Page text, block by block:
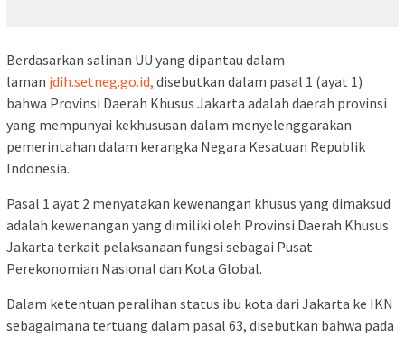
Berdasarkan salinan UU yang dipantau dalam
laman jdih.setneg.go.id, disebutkan dalam pasal 1 (ayat 1)
bahwa Provinsi Daerah Khusus Jakarta adalah daerah provinsi
yang mempunyai kekhususan dalam menyelenggarakan
pemerintahan dalam kerangka Negara Kesatuan Republik
Indonesia.
Pasal 1 ayat 2 menyatakan kewenangan khusus yang dimaksud
adalah kewenangan yang dimiliki oleh Provinsi Daerah Khusus
Jakarta terkait pelaksanaan fungsi sebagai Pusat
Perekonomian Nasional dan Kota Global.
Dalam ketentuan peralihan status ibu kota dari Jakarta ke IKN
sebagaimana tertuang dalam pasal 63, disebutkan bahwa pada